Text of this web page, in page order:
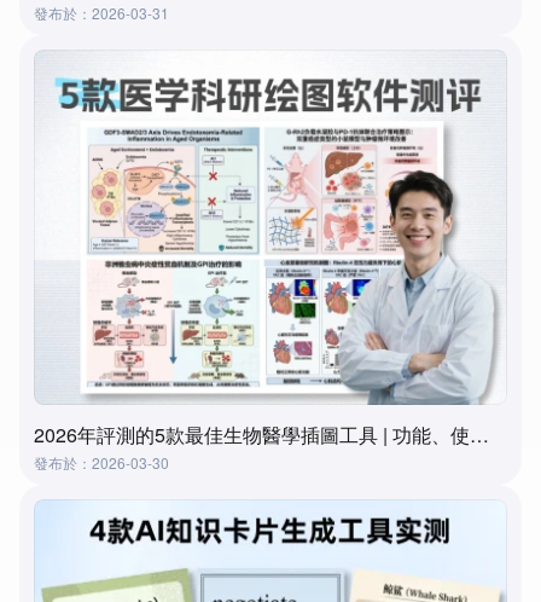
發布於：2026-03-31
2026年評測的5款最佳生物醫學插圖工具 | 功能、使用場景及選擇指南
發布於：2026-03-30